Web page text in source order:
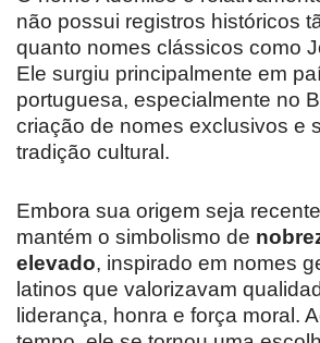
não possui registros históricos
quanto nomes clássicos como
Ele surgiu principalmente em
portuguesa, especialmente no
criação de nomes exclusivos e
tradição cultural.
Embora sua origem seja
mantém o simbolismo de
elevado, inspirado em nomes
latinos que valorizavam
liderança, honra e força moral.